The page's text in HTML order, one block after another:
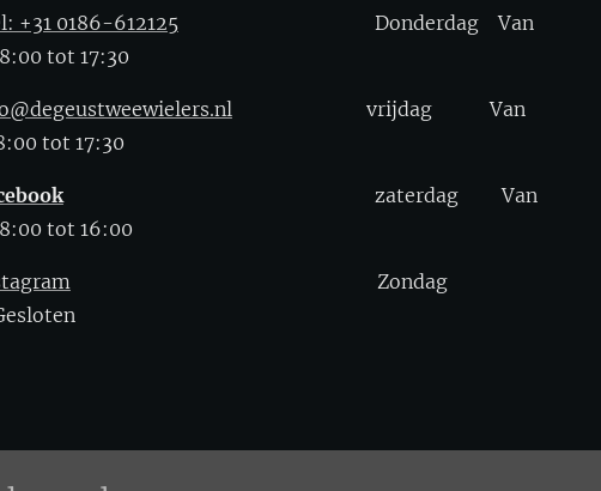
+31 0186-612125Donderdag Van
tot 17:30
vrijdag Van
tot 17:30
zaterdag Van
tot 16:00
Zondag